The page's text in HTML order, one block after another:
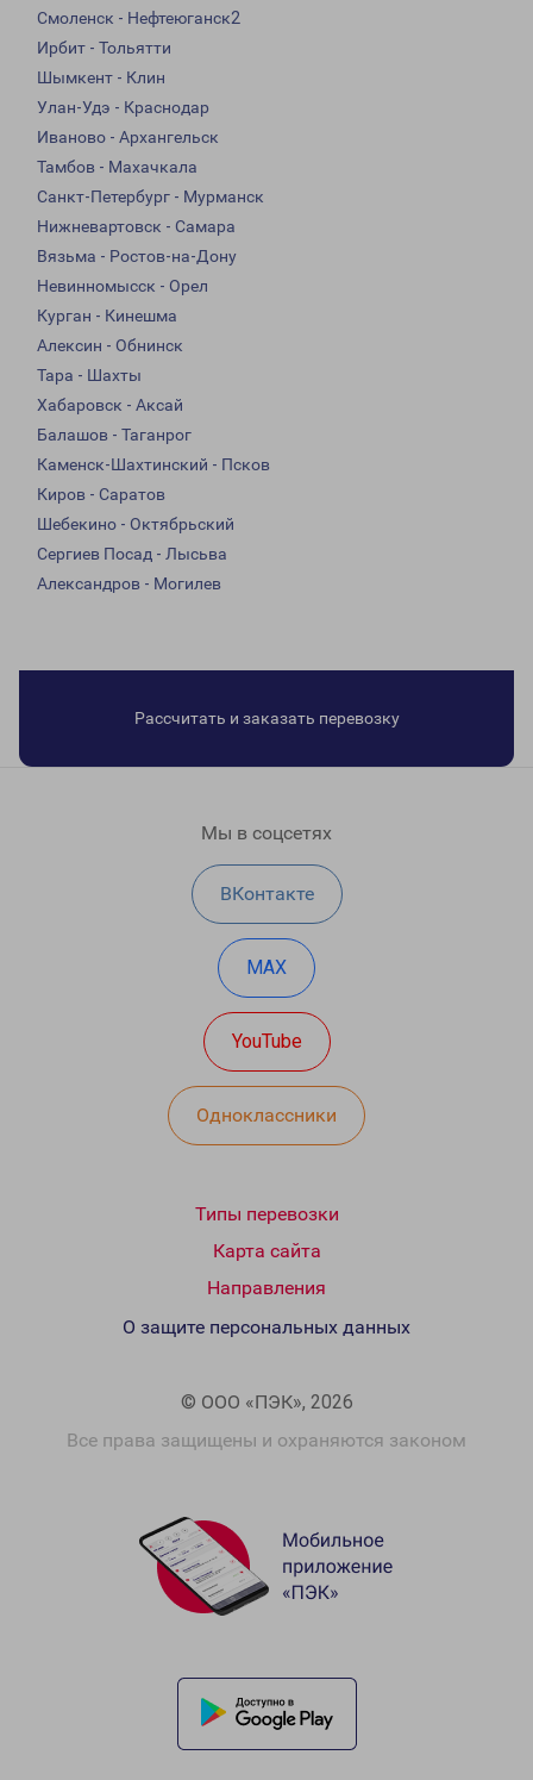
Смоленск - Нефтеюганск2
Ирбит - Тольятти
Шымкент - Клин
Улан-Удэ - Краснодар
Иваново - Архангельск
Тамбов - Махачкала
Санкт-Петербург - Мурманск
Нижневартовск - Самара
Вязьма - Ростов-на-Дону
Невинномысск - Орел
Курган - Кинешма
Алексин - Обнинск
Тара - Шахты
Хабаровск - Аксай
Балашов - Таганрог
Каменск-Шахтинский - Псков
Киров - Саратов
Шебекино - Октябрьский
Сергиев Посад - Лысьва
Александров - Могилев
Рассчитать и заказать перевозку
Мы в соцсетях
ВКонтакте
MAX
YouTube
Одноклассники
Типы перевозки
Карта сайта
Направления
© ООО «ПЭК», 2026
Все права защищены и охраняются законом
О защите персональных данных